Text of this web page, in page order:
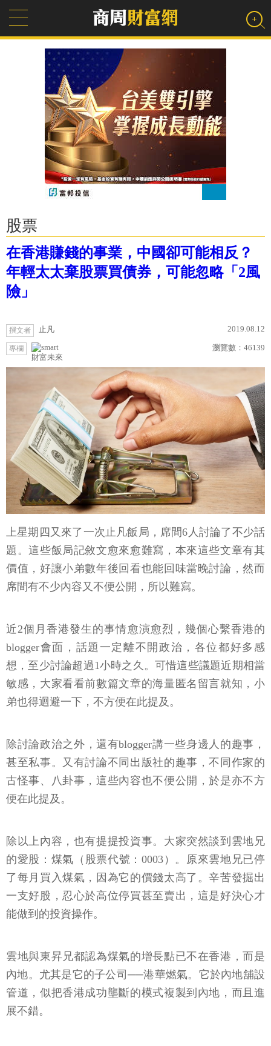
股票
在香港賺錢的事業，中國卻可能相反？
年輕太太棄股票買債券，可能忽略「2風
險」
撰文者 止凡 2019.08.12
專欄
財富未來
瀏覽數： 46139
上星期四又來了一次止凡飯局，席間6人討論了不少話
題。這些飯局記敘文愈來愈難寫，本來這些文章有其
價值，好讓小弟數年後回看也能回味當晚討論，然而
席間有不少內容又不便公開，所以難寫。
近2個月香港發生的事情愈演愈烈，幾個心繫香港的
blogger會面，話題一定離不開政治，各位都好多感
想，至少討論超過1小時之久。可惜這些議題近期相當
敏感，大家看看前數篇文章的海量匿名留言就知，小
弟也得迴避一下，不方便在此提及。
除討論政治之外，還有blogger講一些身邊人的趣事，
甚至私事。又有討論不同出版社的趣事，不同作家的
古怪事、八卦事，這些內容也不便公開，於是亦不方
便在此提及。
除以上內容，也有提提投資事。大家突然談到雲地兄
的愛股：煤氣（股票代號：0003）。原來雲地兄已停
了每月買入煤氣，因為它的價錢太高了。辛苦發掘出
一支好股，忍心於高位停買甚至賣出，這是好決心才
能做到的投資操作。
雲地與東昇兄都認為煤氣的增長點已不在香港，而是
內地。尤其是它的子公司──港華燃氣。它於內地舖設
管道，似把香港成功壟斷的模式複製到內地，而且進
展不錯。